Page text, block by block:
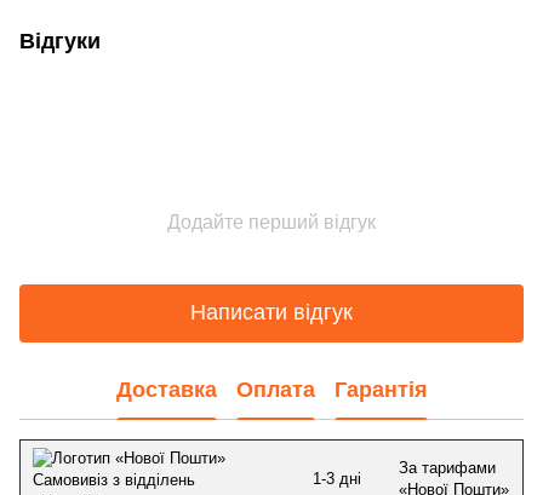
Відгуки
Додайте перший відгук
Написати відгук
Доставка Оплата Гарантія
Самовивіз з відділень
1-3 дні
За тарифами
«Нової Пошти»